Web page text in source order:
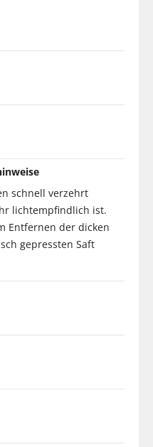
schnell verzehrt
lichtempfindlich ist.
Entfernen der dicken
gepressten Saft